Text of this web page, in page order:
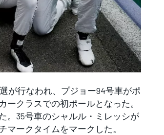
が行なわれ、プジョー94号車がポ
クラスでの初ポールとなった。
。35号車のシャルル・ミレッシが
マークタイムをマークした。